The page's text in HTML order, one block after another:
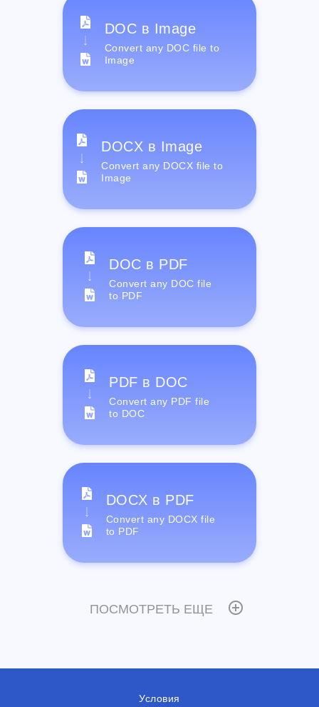
DOC в Image
Convert any DOC file to
Image
DOCX в Image
Convert any DOCX file to
Image
DOC в PDF
Convert any DOC file
to PDF
PDF в DOC
Convert any PDF file
to DOC
DOCX в PDF
Convert any DOCX file
to PDF
ПОСМОТРЕТЬ ЕЩЕ
Условия